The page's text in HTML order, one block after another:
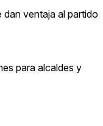
ventaja al partido
para alcaldes y